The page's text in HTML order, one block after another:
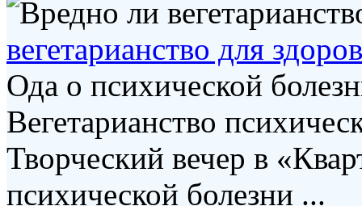
вегетарианство для
Ода о психической
Вегетарианство
Творческий вечер в
психической болезни ...